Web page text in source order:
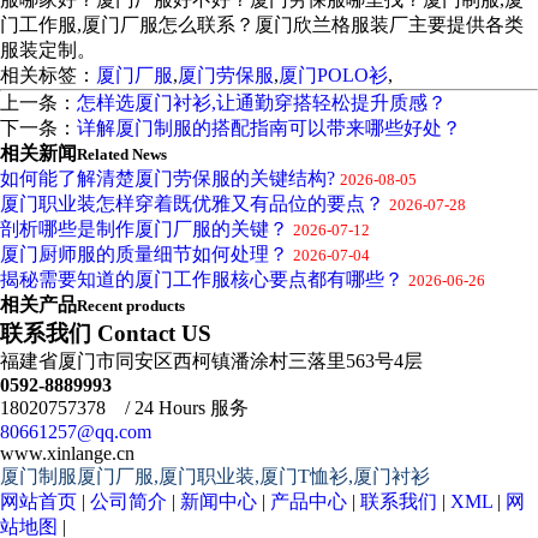
门工作服,厦门厂服怎么联系？厦门欣兰格服装厂主要提供各类
服装定制。
相关标签： 厦门厂服,厦门劳保服,厦门POLO衫,
上一条： 怎样选厦门衬衫,让通勤穿搭轻松提升质感？
下一条： 详解厦门制服的搭配指南可以带来哪些好处？
相关新闻Related News
如何能了解清楚厦门劳保服的关键结构? 2026-08-05
厦门职业装怎样穿着既优雅又有品位的要点？ 2026-07-28
剖析哪些是制作厦门厂服的关键？ 2026-07-12
厦门厨师服的质量细节如何处理？ 2026-07-04
揭秘需要知道的厦门工作服核心要点都有哪些？ 2026-06-26
相关产品Recent products
联系我们 Contact US
福建省厦门市同安区西柯镇潘涂村三落里563号4层
0592-8889993
18020757378 / 24 Hours 服务
80661257@qq.com
www.xinlange.cn
厦门制服厦门厂服,厦门职业装,厦门T恤衫,厦门衬衫
网站首页 | 公司简介 | 新闻中心 | 产品中心 | 联系我们 | XML | 网
站地图 |